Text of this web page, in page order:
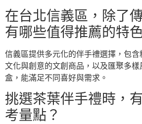
在台北信義區，除了
有哪些值得推薦的特
信義區提供多元化的伴手禮選擇，包
文化與創意的文創商品，以及匯聚多
盒，能滿足不同喜好與需求。
挑選茶葉伴手禮時，
考量點？